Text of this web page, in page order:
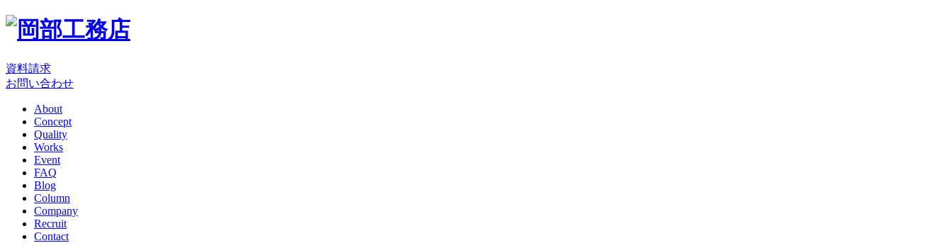
資料請求
お問い合わせ
About
Concept
Quality
Works
Event
FAQ
Blog
Column
Company
Recruit
Contact